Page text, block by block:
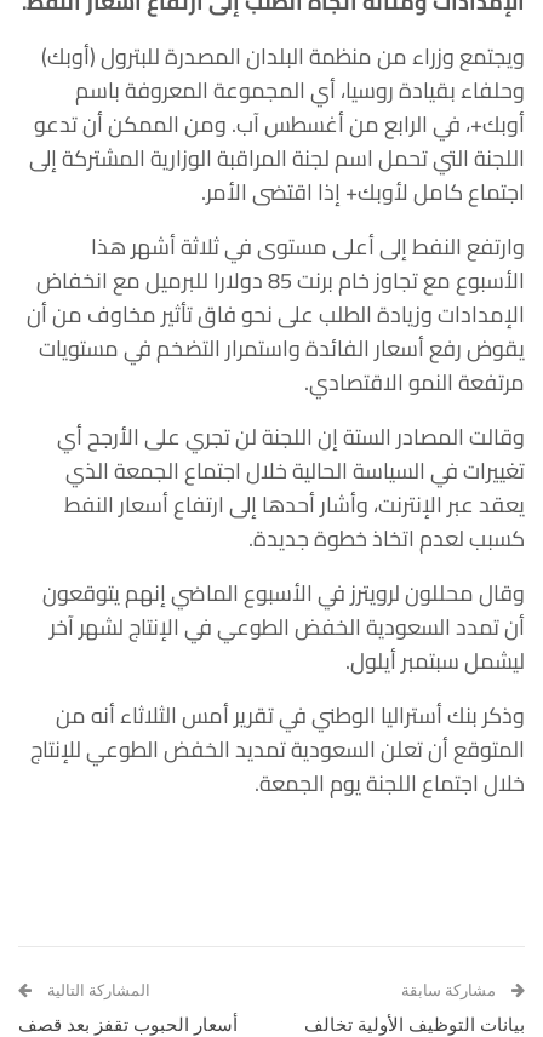
ويجتمع وزراء من منظمة البلدان المصدرة للبترول (أوبك)
وحلفاء بقيادة روسيا، أي المجموعة المعروفة باسم
أوبك+، في الرابع من أغسطس آب. ومن الممكن أن تدعو
اللجنة التي تحمل اسم لجنة المراقبة الوزارية المشتركة إلى
اجتماع كامل لأوبك+ إذا اقتضى الأمر.
وارتفع النفط إلى أعلى مستوى في ثلاثة أشهر هذا
الأسبوع مع تجاوز خام برنت 85 دولارا للبرميل مع انخفاض
الإمدادات وزيادة الطلب على نحو فاق تأثير مخاوف من أن
يقوض رفع أسعار الفائدة واستمرار التضخم في مستويات
مرتفعة النمو الاقتصادي.
وقالت المصادر الستة إن اللجنة لن تجري على الأرجح أي
تغييرات في السياسة الحالية خلال اجتماع الجمعة الذي
يعقد عبر الإنترنت، وأشار أحدها إلى ارتفاع أسعار النفط
كسبب لعدم اتخاذ خطوة جديدة.
وقال محللون لرويترز في الأسبوع الماضي إنهم يتوقعون
أن تمدد السعودية الخفض الطوعي في الإنتاج لشهر آخر
ليشمل سبتمبر أيلول.
وذكر بنك أستراليا الوطني في تقرير أمس الثلاثاء أنه من
المتوقع أن تعلن السعودية تمديد الخفض الطوعي للإنتاج
خلال اجتماع اللجنة يوم الجمعة.
مشاركة سابقة
بيانات التوظيف الأولية تخالف
المشاركة التالية
أسعار الحبوب تقفز بعد قصف